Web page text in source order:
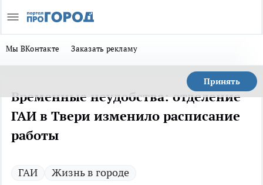
Мы ВКонтакте Заказать рекламу
Принять
Временные неудобства: отделение
ГАИ в Твери изменило расписание
работы
ГАИ Жизнь в городе